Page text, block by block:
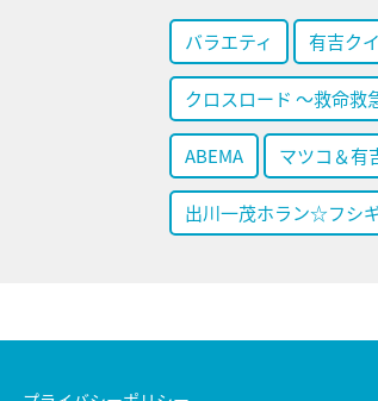
バラエティ 有吉ク
クロスロード ～救命救
ABEMA マツコ＆有
出川一茂ホラン☆フシ